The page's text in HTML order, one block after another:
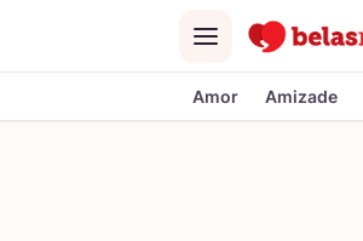
Menu
Amor Amizade